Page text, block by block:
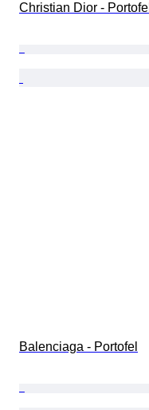
Christian Dior - Portofel
Balenciaga - Portofel